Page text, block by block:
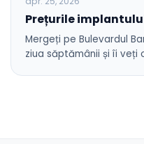
Prețurile
Mergeți pe Bulevardul
ziua săptămânii și îi veți